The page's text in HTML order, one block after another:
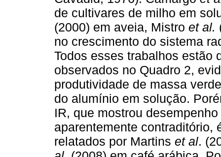
de cultivares de milho em
(2000) em aveia, Mistro et al.
no crescimento do sistema
Todos esses trabalhos estão
observados no Quadro 2,
produtividade de massa
do alumínio em solução.
IR, que mostrou
aparentemente contraditório,
relatados por Martins et al.